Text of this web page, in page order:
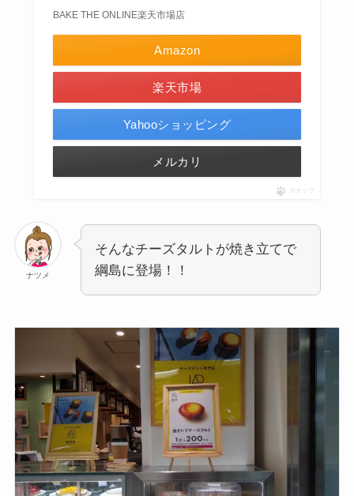
BAKE THE ONLINE楽天市場店
Amazon
楽天市場
Yahooショッピング
メルカリ
ポチップ
ナツメ
そんなチーズタルトが焼き立てで
綱島に登場！！